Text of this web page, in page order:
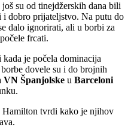
još su od tinejdžerskih dana bili
dobro prijateljstvo. Na putu do
dalo ignorirati, ali u borbi za
frcati.
je počela dominacija
dovele su i do brojnih
VN Španjolske u Barceloni
Hamilton tvrdi kako je njihov